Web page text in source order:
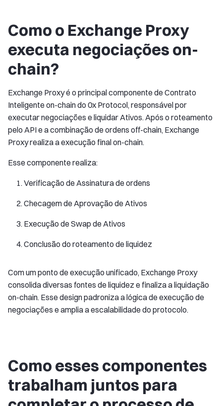
Como o Exchange Proxy
executa negociações on-
chain?
Exchange Proxy é o principal componente de Contrato
Inteligente on-chain do 0x Protocol, responsável por
executar negociações e liquidar Ativos. Após o roteamento
pelo API e a combinação de ordens off-chain, Exchange
Proxy realiza a execução final on-chain.
Esse componente realiza:
Verificação de Assinatura de ordens
Checagem de Aprovação de Ativos
Execução de Swap de Ativos
Conclusão do roteamento de liquidez
Com um ponto de execução unificado, Exchange Proxy
consolida diversas fontes de liquidez e finaliza a liquidação
on-chain. Esse design padroniza a lógica de execução de
negociações e amplia a escalabilidade do protocolo.
Como esses componentes
trabalham juntos para